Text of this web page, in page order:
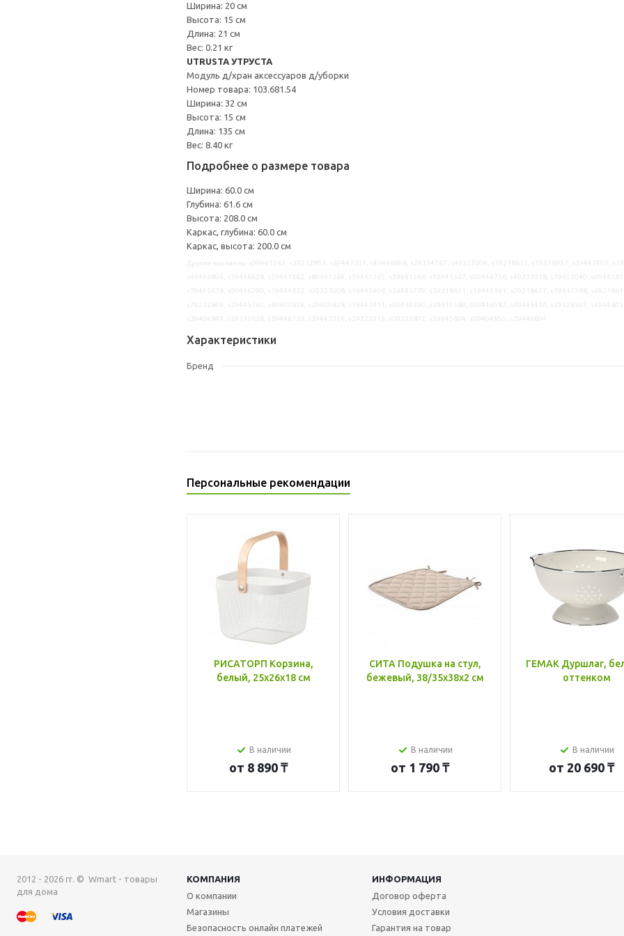
Ширина: 20 см
Высота: 15 см
Длина: 21 см
Вес: 0.21 кг
UTRUSTA УТРУСТА
Модуль д/хран аксессуаров д/уборки
Номер товара: 103.681.54
Ширина: 32 см
Высота: 15 см
Длина: 135 см
Вес: 8.40 кг
Подробнее о размере товара
Ширина: 60.0 см
Глубина: 61.6 см
Высота: 208.0 см
Каркас, глубина: 60.0 см
Каркас, высота: 200.0 см
Характеристики
Бренд
Персональные рекомендации
РИСАТОРП Корзина,
белый, 25x26x18 см
В наличии
от 8 890 ₸
СИТА Подушка на стул,
бежевый, 38/35x38x2 см
В наличии
от 1 790 ₸
ГЕМАК Дуршлаг,
оттенком
В наличии
от 20 690 ₸
2012 - 2026 гг. © Wmart - товары
для дома
КОМПАНИЯ
ИНФОРМАЦИЯ
О компании
Магазины
Безопасность онлайн платежей
Договор оферта
Условия доставки
Гарантия на товар